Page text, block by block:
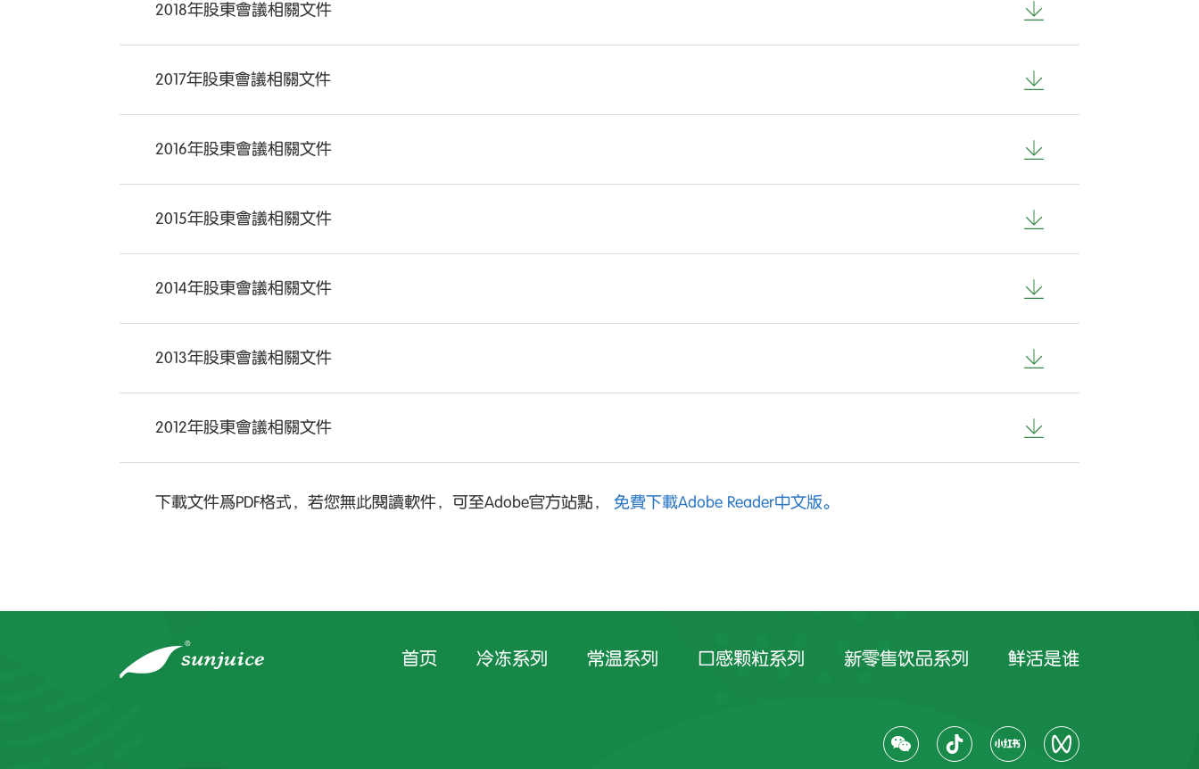
2018年股東會議相關文件
2017年股東會議相關文件
2016年股東會議相關文件
2015年股東會議相關文件
2014年股東會議相關文件
2013年股東會議相關文件
2012年股東會議相關文件
下載文件爲PDF格式，若您無此閱讀軟件，可至Adobe官方站點， 免費下載Adobe Reader中文版。
首页 冷冻系列 常温系列 口感颗粒系列 新零售饮品系列 鲜活是谁